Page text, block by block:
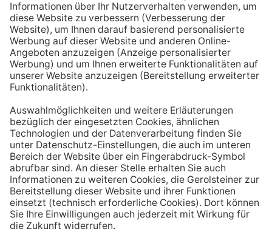
Bett, damit du dieses kleine Morgenritual sofort
durchführen kannst.
Tipp #3: Vor und während jeder Mahlzeit
ein Glas Wasser trinken
Dadurch verknüpfst du das Trinken mit einem Ereignis.
einer Mahlzeit trinken, unterstützt du außerdem die
Produktion von Verdauungssäften. Zusätzlich fördert
das Trinken während des Essens das Sättigungsgefühl.
Tipp #4: Peppe dein Wasser auf
Wenn dir der Geschmack von purem Mineralwasser
nicht reichen sollte, dann kannst du deine Getränke mit
einfachen Mitteln verfeinern. Mische dir einfach